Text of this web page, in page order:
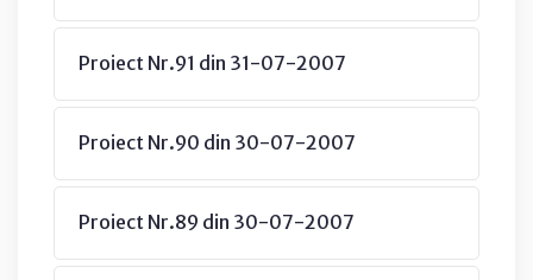
Proiect Nr.91 din 31-07-2007
Proiect Nr.90 din 30-07-2007
Proiect Nr.89 din 30-07-2007